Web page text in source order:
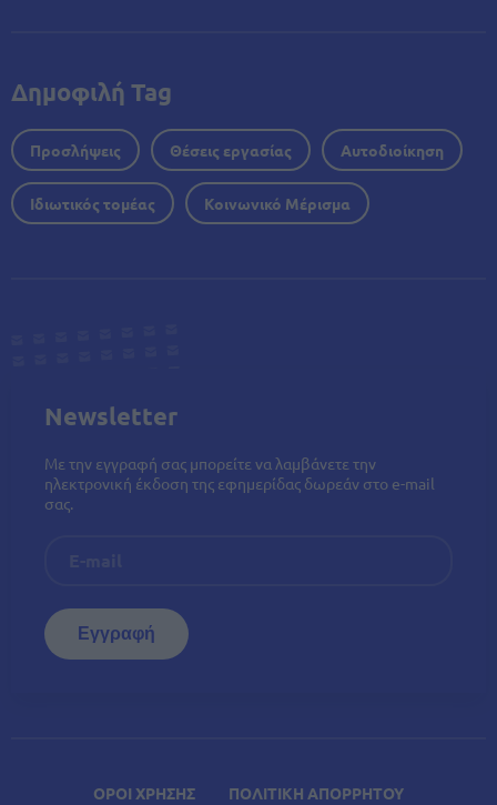
ΟΡΟΙ ΧΡΗΣΗΣ ΠΟΛΙΤΙΚΗ ΑΠΟΡΡΗΤΟΥ
Δημοφιλή Tag
Προσλήψεις Θέσεις εργασίας Αυτοδιοίκηση
Ιδιωτικός τομέας Κοινωνικό Μέρισμα
Newsletter
Με την εγγραφή σας μπορείτε να λαμβάνετε την
ηλεκτρονική έκδοση της εφημερίδας δωρεάν στο e-mail
σας.